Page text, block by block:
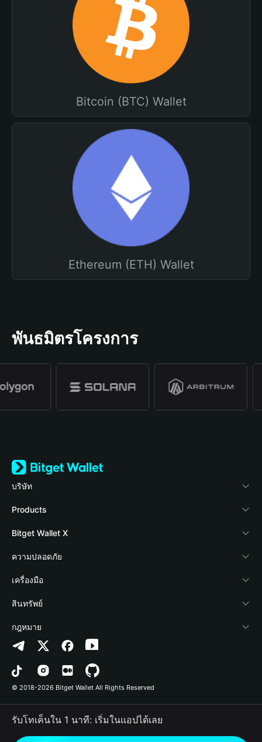
Bitcoin (BTC) Wallet
Ethereum (ETH) Wallet
พันธมิตรโครงการ
บริษัท
เกี่ยวกับ Bitget Wallet
Blog
Academy
ข่าวสารด้านคริปโต
ศูนย์ช่วยเหลือ
ติดต่อเรา
ทรัพยากรข้อมูลของแบรนด์
อาชีพ
Products
Crypto Card
Stablecoin Earn
Payfi Crypto
Crypto Swap API
Altcoin Season Index
Prediction Markets
DApp
RWA
Bitget Wallet X
นักพัฒนา
เชื่อมต่อ Wallet
Bitget Wallet Pay
ลิสต์โปรเจกต์
ความปลอดภัย
Protection Fund
เทคโนโลยีความปลอดภัย
เครื่องมือ
ซื้อคริปโต
การตรวจจับการอนุญาต
การตรวจจับสัญญา
การโอนเป็นชุด
สินทรัพย์
Arbitrum
Avalanche
Bitcoin
Polygon
กฎหมาย
นโยบายความเป็นส่วนตัว
ข้อตกลงในการใช้บริการ
© 2018-2026 Bitget Wallet All Rights Reserved
รับโทเค็นใน 1 นาที: เริ่มในแอปได้เลย